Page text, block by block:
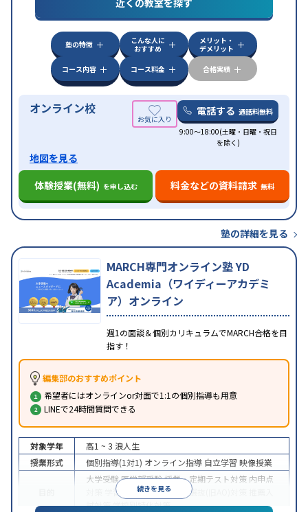
自習室あり
塾の特徴
こんな人に
おすすめ
メリット・
デメリット
コース内容
コース料金 合格実績
オンライン校 電話する 通話料無料
9:00～18:00(土曜・日曜・祝日
を除く)
地図を見る
体験授業(無料) を申し込む 料金などの資料請求 無料
塾の詳細を見る
MARCH専門オンライン塾 YD
Academia（ワイディーアカデミ
ア）オンライン
週1の面談＆個別カリキュラムでMARCH合格を目
指す！
編集部のおすすめポイント
希望者にはオンラインor対面で1:1の個別指導も用意
LINEで24時間質問できる
続きを見る
対象学年 高1 ~ 3 浪人生
授業形式
個別指導(1対1) オンライン指導 自立学習 映像授業
大学受験医学部受験授業・定期テスト対策 内申点
学習習慣の定着 総合型選抜(旧AO)対策
試対策学校別特化対策